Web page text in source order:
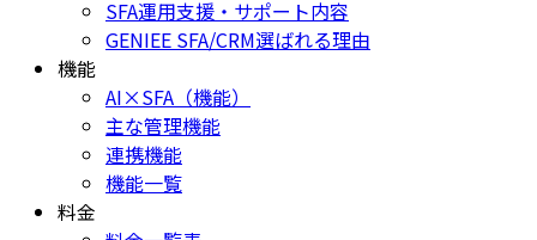
SFA運用支援・サポート内容
GENIEE SFA/CRM選ばれる理由
機能
AI×SFA（機能）
主な管理機能
連携機能
機能一覧
料金